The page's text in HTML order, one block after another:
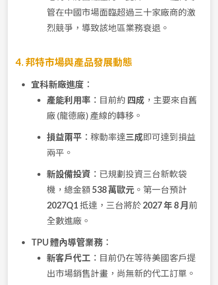
管在中國市場面臨超過三十家廠商的激
烈競爭，導致該地區業務衰退。
4. 邦特市場與產品發展動態
宜科新廠進度 ：
產能利用率 ：目前約 四成 ，主要來自舊
廠 (龍德廠) 產線的轉移。
損益兩平 ：稼動率達三成即可達到損益
兩平。
新設備投資 ：已規劃投資三台新軟袋
機，總金額538 萬歐元 。第一台預計
2027Q1抵達，三台將於2027 年 8 月 前
全數進廠。
TPU 體內導管業務 ：
新客戶代工 ：目前仍在等待美國客戶提
出市場銷售計畫，尚無新的代工訂單。